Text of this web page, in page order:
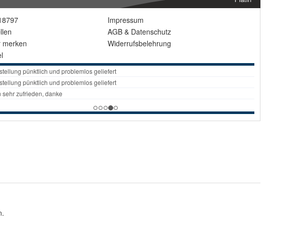
merken
Impressum
AGB & Datenschutz
Widerrufsbelehrung